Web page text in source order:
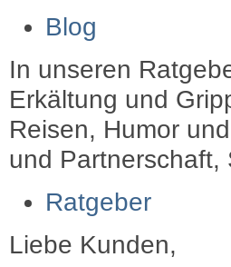
Blog
In unseren
Erkältung und
Reisen, Humor
und Partnerschaft,
Ratgeber
Liebe Kunden,